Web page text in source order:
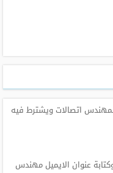
اتصالات ويشترط فيه
عنوان الايميل مهندس